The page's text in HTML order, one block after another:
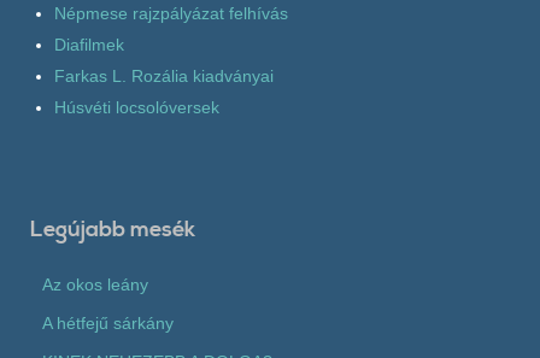
Népmese rajzpályázat felhívás
Diafilmek
Farkas L. Rozália kiadványai
Húsvéti locsolóversek
Legújabb mesék
Az okos leány
A hétfejű sárkány